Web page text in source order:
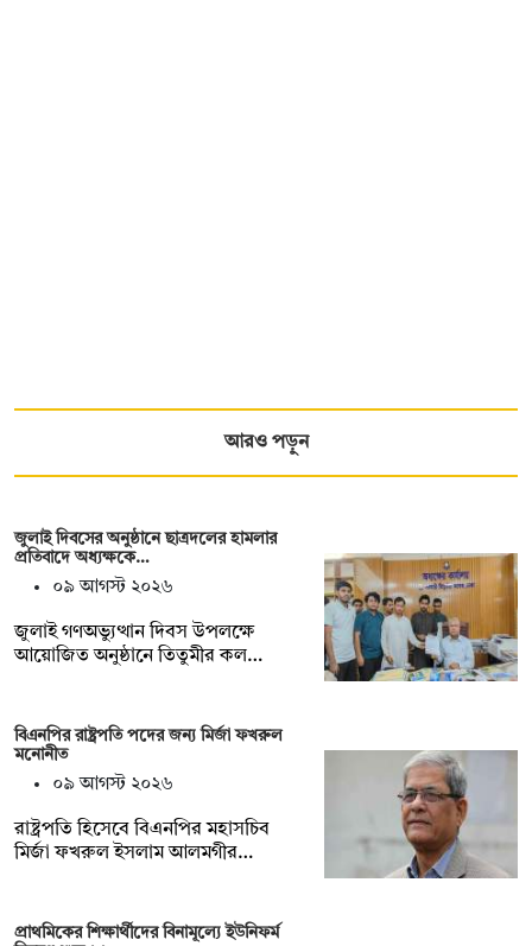
আরও পড়ুন
জুলাই দিবসের অনুষ্ঠানে ছাত্রদলের হামলার
প্রতিবাদে অধ্যক্ষকে…
০৯ আগস্ট ২০২৬
জুলাই গণঅভ্যুত্থান দিবস উপলক্ষে
আয়োজিত অনুষ্ঠানে তিতুমীর কল…
বিএনপির রাষ্ট্রপতি পদের জন্য মির্জা ফখরুল
মনোনীত
০৯ আগস্ট ২০২৬
রাষ্ট্রপতি হিসেবে বিএনপির মহাসচিব
মির্জা ফখরুল ইসলাম আলমগীর…
প্রাথমিকের শিক্ষার্থীদের বিনামূল্যে ইউনিফর্ম